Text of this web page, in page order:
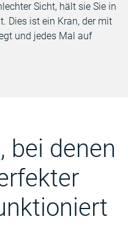
Sicht, hält sie Sie in
Dies ist ein Kran, der mit
und jedes Mal auf
bei denen